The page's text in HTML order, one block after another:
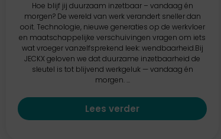
Hoe blijf jij duurzaam inzetbaar – vandaag én
morgen? De wereld van werk verandert sneller dan
ooit. Technologie, nieuwe generaties op de werkvloer
en maatschappelijke verschuivingen vragen om iets
wat vroeger vanzelfsprekend leek: wendbaarheid.Bij
JECKX geloven we dat duurzame inzetbaarheid de
sleutel is tot blijvend werkgeluk — vandaag én
morgen. ...
Lees verder